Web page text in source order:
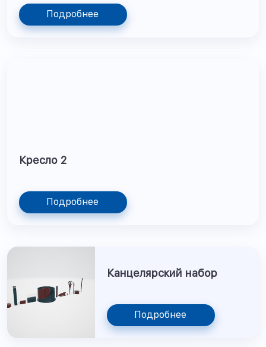
Подробнее
Кресло 2
Подробнее
Канцелярский набор
Подробнее